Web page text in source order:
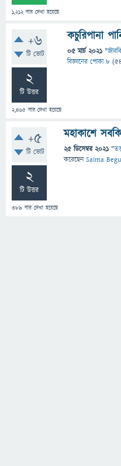
1,212 বার দেখা হয়েছে
+6
টি ভোট
2
টি উত্তর
2,465 বার দেখা হয়েছে
কচুরিপানা
05 মার্চ 2021 "
বিজ্ঞানের পোকা ৮ (
+5
টি ভোট
2
টি উত্তর
389 বার দেখা হয়েছে
মহাকাশে
25 ডিসেম্বর 2021 "
করেছেনSaima